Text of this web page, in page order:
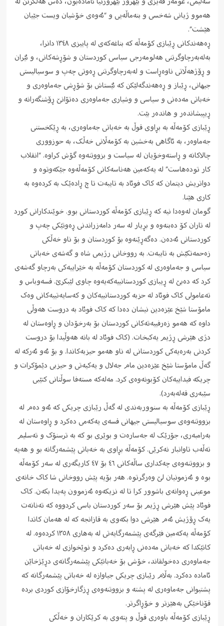
هەموو ژیانی شەخسی و بنەماڵەیی و “ئەوەی خۆشیان ویست جێیان
هێشت”.
ڕەهەندکانی ڕێبازی کۆمەڵە که بناغەکەی له پاییزی ١٣٤٨ دانرا،
بەلەبەرچاوگرتنی هەلومەرجی سیاسی کوردستان و شۆڕشەکانی، و ئێران
و ڕۆژهەڵاتی ناوەڕاست و لەبەرچاوگرتنی ڕەوتی چەپ و سوسیالیستی
جیهانی، ڕێباز و ڕەهەندگەلێکن که ئێستاش بۆ شۆڕشی جەماوەری و
خەباتی مەدەنی و سیاسی و وشیاری جەماوەری دەتۆانێ ڕۆشنگەرانە و
ڕيپیشاندەر و هاندەر بێت.
ڕێبازی کۆمەڵە به بڕاوی قوڵ به خەباتی جەماوەری، به ڕێکخستنی
جەماوەر، به ئاگاهی بەخشین به کۆمەڵانی خەڵک، به حوزووری
چالاکانە و ڕاستەوخۆیان له سیاست و بزووتنەوە گۆش کراوە. “انقلاب
کار تودەهاست” له یەکەمین هەناسەکانی کۆمەڵەوە جێکەوتوە و
دواتریش دیتمان که کاک فوئاد به تایبەت تا چ ڕادەێک به کردەوە به
کاری هێنا.
گومان لەوەدا نیە که ڕێبازی کۆمەڵە کوردستانی بوو. خوێندکارانی کورد
له تاران کۆ دەبنەوە و بڕیار له سەر دامەزراندنی ڕەوتێکی چەپ و
کوردستانی ئەدەن. دەگەڕێنەوە بۆ کوردستان و بۆ ناو خەڵکی
زەحمەتکێش به تایبەت. به رووخانی رژیمی شاە و گەشەی خەباتی
سیاسی و جەماوەری له کوردستان کۆمەڵە به خێراییەکی بەرچاو گەشەی
کرد که دەبێ له ڕیبازی کوردستانییەکەیەوە چاوی لێبکرێ. قسەوباس و
تەعامولی کاک فوئاد له حزبە کوردستانییەکان و کەسایەتییەکانی وەک
مامۆستا شێخ عێزەدین نیشان دەدا که کاک فوئاد به دروست ھەوڵی
داوە که هەمو زەرفییەتەکانی کوردستان بۆ بەرخۆدان و ڕاوەستان له
دژی هێرشی ڕژیم یەکبخات. (کاک فوئاد له بانە ھەوڵیدا بۆ دروست
کردنی بەرەیەکی کوردستانی له ناو هەمو حیزبەکاندا. و بۆ ئەو ئەرکە له
گەڵ مامۆستا شێخ عێزەدین مام جەلال و یەکیەتی و حیزبی دێمۆکرات و
چریکە فیداییەکان کۆبونەوەی کرد. مەلەکە مستەفا سوڵتانی کتێبی
سێبەری قەلەبەرد).
ڕێبازی کۆمەڵە به سنووربەندی له گەڵ رێبازی چریکی که ئەو دەم له
بزووتنەوەی سوسیالیستی جیهانی قسەی یەکەمی دەکرد و ڕاوەستان له
بەرامبەری، جۆرێک له جەسارەت و بوێری بو که به ترسنۆک و تەسلیم
تەڵەب تاوانبار نەکرێی. کۆمەڵە بڕاوی به خەباتی پێشمەرگانە بو و هەیە
و بزووتنەوەی چەکداری ساڵەکانی ٤٦ بۆ ٤٧ کاریگەری له سەر کۆمەڵە
بوە و ئەزمونیان لێ وەرگرتوە. هەر بۆیە پێش رووخانی شا کاک خانەی
موعینی ڕەوانەی باشوور کرا تا له نزیکەوە ئەزموون پەیدا بکەن. کاک
فوئاد پێش هێرشی ڕژیم بۆ سەر کوردستان باسی کردووە که تەنانەت
یەک ڕۆژیش ئەم هێرشی دوا بکەوی به قازانجە که له هەمان کاتدا
کۆمەڵە یەکەمین فێرگەی پێشمەرگایەتی له بەهاری ١٣٥٨ کردەوە. له
کاتێکدا که خەباتی مەدەنی ڕابەری دەکرد و نوێخوازی له خەباتی
جەماوەری دەخولقاند، خۆشی بۆ خەباتێکی پێشمەرگانەی دڕێژخاێن
ئامادە دەکرد. بەڵام رێبازی چریکی جیاوازە له خەباتی پێشمەرگانە که
پشتیوانی جەماوەری له پشتە و بزووتنەوەی ڕزگارخۆازی کوردی بردە
قۆناخێکی بەهێزتر و خۆڕاگرتر.
ڕێبازی کۆمەڵە باوەری قوڵ و پتەوی به کرێکاران و خەڵکی